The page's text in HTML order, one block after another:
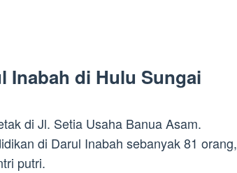
Inabah di Hulu Sungai
di Jl. Setia Usaha Banua Asam.
di Darul Inabah sebanyak 81 orang,
putri.